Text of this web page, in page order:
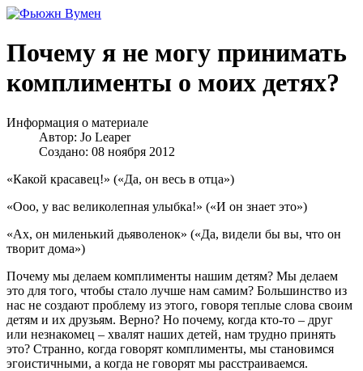
Почему я не могу принимать
комплименты о моих детях?
Информация о материале
Автор: Jo Leaper
Создано: 08 ноября 2012
«Какой красавец!» («Да, он весь в отца»)
«Ооо, у вас великолепная улыбка!» («И он знает это»)
«Ах, он миленький дьяволенок» («Да, видели бы вы, что он
творит дома»)
Почему мы делаем комплименты нашим детям? Мы делаем
это для того, чтобы стало лучше нам самим? Большинство из
нас не создают проблему из этого, говоря теплые слова своим
детям и их друзьям. Верно? Но почему, когда кто-то – друг
или незнакомец – хвалят наших детей, нам трудно принять
это? Странно, когда говорят комплименты, мы становимся
эгоистичными, а когда не говорят мы расстраиваемся.